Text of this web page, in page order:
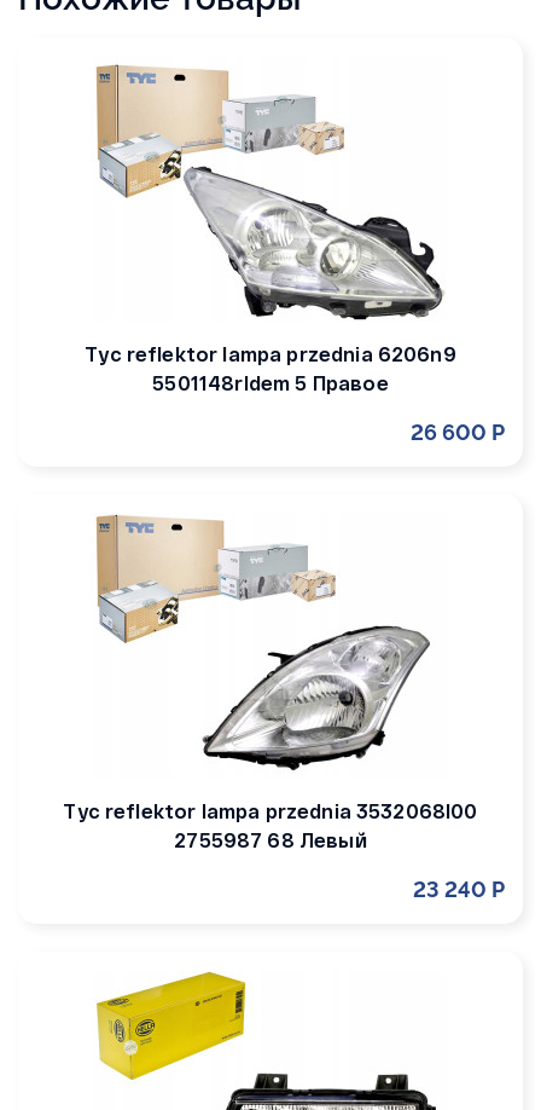
Tyc reflektor lampa przednia 6206n9
5501148rldem 5 Правое
26 600 Р
Tyc reflektor lampa przednia 3532068l00
2755987 68 Левый
23 240 Р